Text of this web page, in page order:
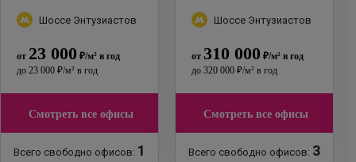
Энтузиастов,
Шоссе Энтузиастов
от 23 000 ₽/м² в год
до 23 000 ₽/м² в год
Смотреть все офисы
Всего свободно офисов: 1
Шоссе Энтузиастов
от 310 000 ₽/м² в год
до 320 000 ₽/м² в год
Смотреть все офисы
Всего свободно офисов: 3